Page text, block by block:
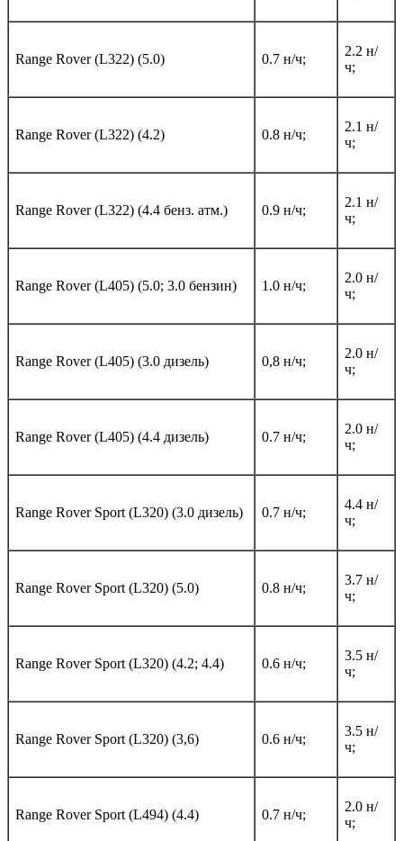
Range Rover (L322) (5.0) 0.7 н/ч;
2.2 н/
ч;
Range Rover (L322) (4.2) 0.8 н/ч;
2.1 н/
ч;
Range Rover (L322) (4.4 бенз. атм.) 0.9 н/ч;
2.1 н/
ч;
Range Rover (L405) (5.0; 3.0 бензин) 1.0 н/ч;
2.0 н/
ч;
Range Rover (L405) (3.0 дизель) 0,8 н/ч;
2.0 н/
ч;
Range Rover (L405) (4.4 дизель) 0.7 н/ч;
2.0 н/
ч;
Range Rover Sport (L320) (3.0 дизель) 0.7 н/ч;
4.4 н/
ч;
Range Rover Sport (L320) (5.0) 0.8 н/ч;
3.7 н/
ч;
Range Rover Sport (L320) (4.2; 4.4) 0.6 н/ч;
3.5 н/
ч;
Range Rover Sport (L320) (3,6) 0.6 н/ч;
3.5 н/
ч;
Range Rover Sport (L494) (4.4) 0.7 н/ч;
2.0 н/
ч;